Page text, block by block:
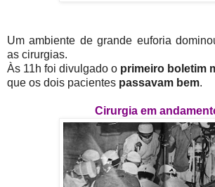
Um ambiente de grande euforia
as cirurgias.
Às 11h foi divulgado o primeiro boletim
que os dois pacientes passavam bem.
Cirurgia em